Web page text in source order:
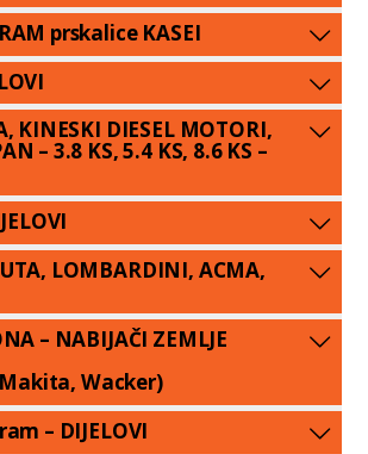
prskalice KASEI
KINESKI DIESEL MOTORI,
– 3.8 KS, 5.4 KS, 8.6 KS –
LOMBARDINI, ACMA,
– NABIJAČI ZEMLJE
Wacker)
– DIJELOVI